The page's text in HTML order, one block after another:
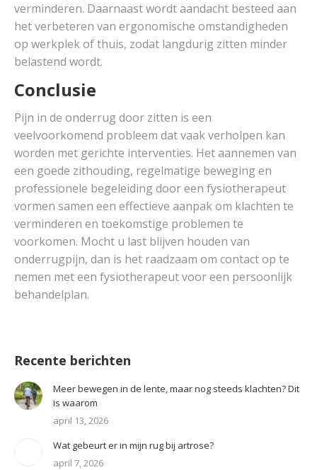
verminderen. Daarnaast wordt aandacht besteed aan
het verbeteren van ergonomische omstandigheden
op werkplek of thuis, zodat langdurig zitten minder
belastend wordt.
Conclusie
Pijn in de onderrug door zitten is een
veelvoorkomend probleem dat vaak verholpen kan
worden met gerichte interventies. Het aannemen van
een goede zithouding, regelmatige beweging en
professionele begeleiding door een fysiotherapeut
vormen samen een effectieve aanpak om klachten te
verminderen en toekomstige problemen te
voorkomen. Mocht u last blijven houden van
onderrugpijn, dan is het raadzaam om contact op te
nemen met een fysiotherapeut voor een persoonlijk
behandelplan.
Recente berichten
Meer bewegen in de lente, maar nog steeds klachten? Dit
is waarom
april 13, 2026
Wat gebeurt er in mijn rug bij artrose?
april 7, 2026